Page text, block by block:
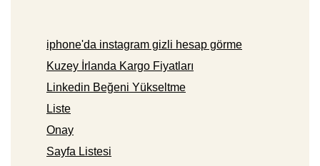
iphone'da instagram gizli hesap görme
Kuzey İrlanda Kargo Fiyatları
Linkedin Beğeni Yükseltme
Liste
Onay
Sayfa Listesi